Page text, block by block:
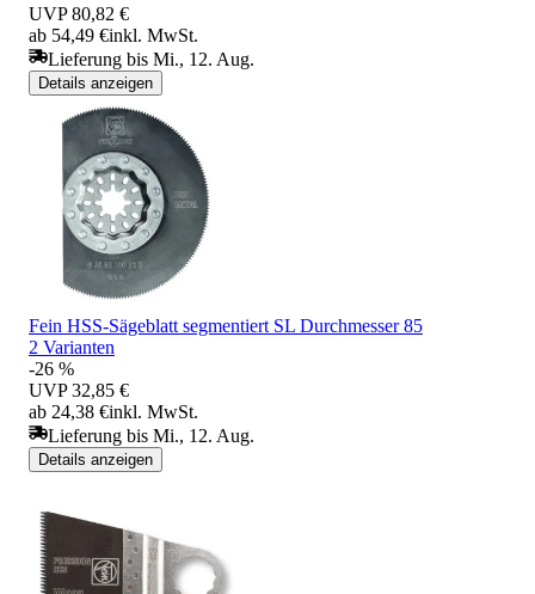
UVP 80,82 €
ab 54,49 €inkl. MwSt.
Lieferung bis Mi., 12. Aug.
Details anzeigen
Fein HSS-Sägeblatt segmentiert SL Durchmesser 85
2 Varianten
-26 %
UVP 32,85 €
ab 24,38 €inkl. MwSt.
Lieferung bis Mi., 12. Aug.
Details anzeigen